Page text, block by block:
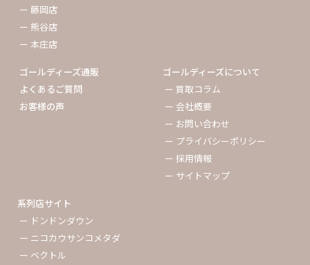
ー 藤岡店
ー 熊谷店
ー 本庄店
ゴールディーズ通販
よくあるご質問
お客様の声
ゴールディーズについて
ー 買取コラム
ー 会社概要
ー お問い合わせ
ー プライバシーポリシー
ー 採用情報
ー サイトマップ
系列店サイト
ー ドンドンダウン
ー ニコカウサンコメタダ
ー ベクトル